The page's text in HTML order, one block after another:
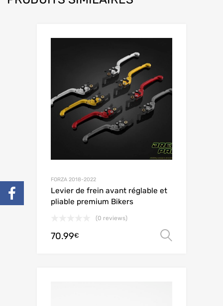
FORZA 2018-2022
Levier de frein avant réglable et
pliable premium Bikers
(0 reviews)
70.99€